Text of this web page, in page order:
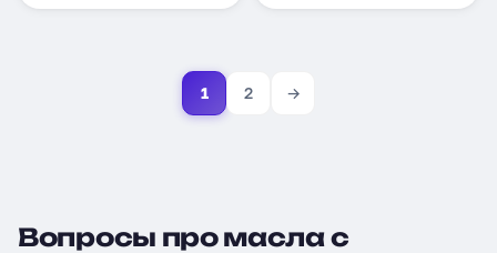
1 2 →
Вопросы про масла с